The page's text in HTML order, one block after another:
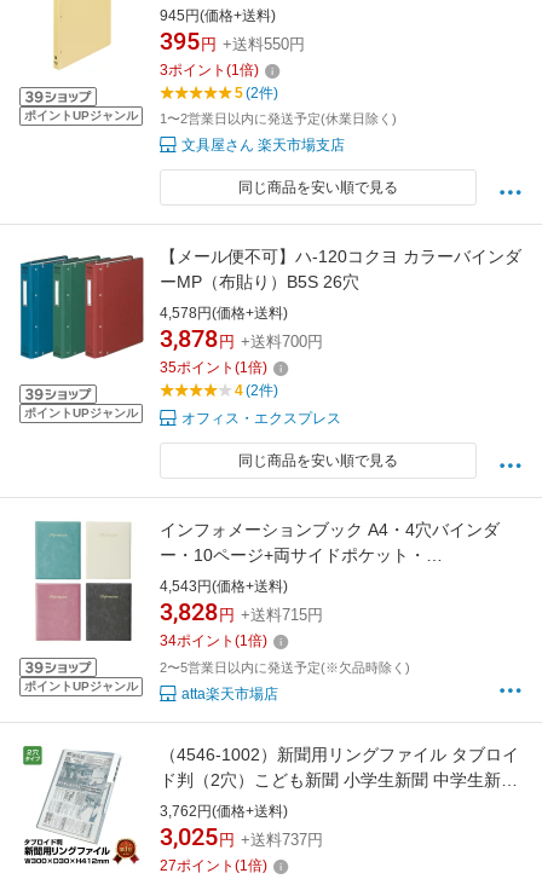
ポイントUPジャンル
945円(価格+送料)
395 円 +送料550円
3ポイント (1倍)
5(2件)
1〜2営業日以内に発送予定(休業日除く)
文具屋さん 楽天市場支店
同じ商品を安い順で見る
ポイントUPジャンル
【メール便不可】ハ-120コクヨ カラーバインダ
ーMP（布貼り）B5S 26穴
4,578円(価格+送料)
3,878 円 +送料700円
35ポイント (1倍)
4(2件)
オフィス・エクスプレス
同じ商品を安い順で見る
ポイントUPジャンル
インフォメーションブック A4・4穴バインダ
ー・10ページ+両サイドポケット・
INFORMATION印字入り IF-11 BBビニールイン
フォメーション ホテル旅館客室案内用品
4,543円(価格+送料)
3,828 円 +送料715円
34ポイント (1倍)
2〜5営業日以内に発送予定(※欠品時除く)
atta楽天市場店
（4546-1002）新聞用リングファイル タブロイ
ド判（2穴）こども新聞 小学生新聞 中学生新聞
広報誌 新聞ファイル アーカイブ用 保存用 保管
収納 バインダー 閲覧用 ファイリング 透明 クリ
アファイル A3より少し小さい 新聞収納
3,762円(価格+送料)
3,025 円 +送料737円
27ポイント (1倍)